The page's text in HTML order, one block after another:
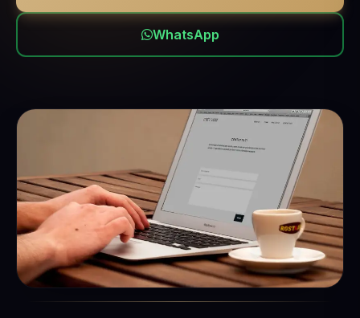
WhatsApp